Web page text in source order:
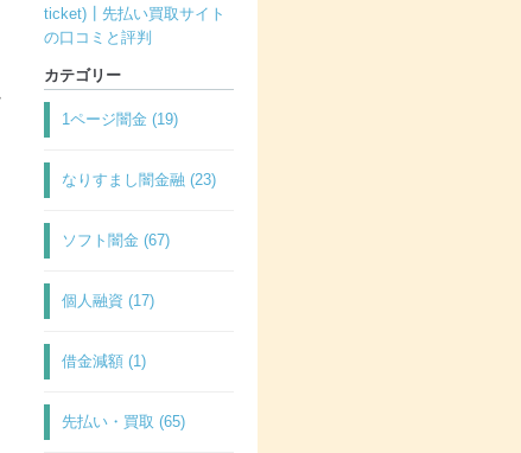
ticket)┃先払い買取サイト
の口コミと評判
カテゴリー
1ページ闇金 (19)
なりすまし闇金融 (23)
ソフト闇金 (67)
個人融資 (17)
借金減額 (1)
先払い・買取 (65)